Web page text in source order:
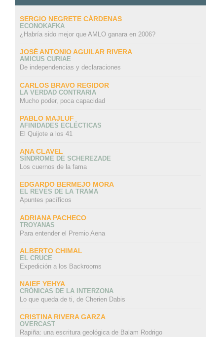
SERGIO NEGRETE CÁRDENAS
ECONOKAFKA
¿Habría sido mejor que AMLO ganara en 2006?
JOSÉ ANTONIO AGUILAR RIVERA
AMICUS CURIAE
De independencias y declaraciones
CARLOS BRAVO REGIDOR
LA VERDAD CONTRARIA
Mucho poder, poca capacidad
PABLO MAJLUF
AFINIDADES ECLÉCTICAS
El Quijote a los 41
ANA CLAVEL
SÍNDROME DE SCHEREZADE
Los cuernos de la fama
EDGARDO BERMEJO MORA
EL REVÉS DE LA TRAMA
Apuntes pacíficos
ADRIANA PACHECO
TROYANAS
Para entender el Premio Aena
ALBERTO CHIMAL
EL CRUCE
Expedición a los Backrooms
NAIEF YEHYA
CRÓNICAS DE LA INTERZONA
Lo que queda de ti, de Cherien Dabis
CRISTINA RIVERA GARZA
OVERCAST
Rapiña: una escritura geológica de Balam Rodrigo